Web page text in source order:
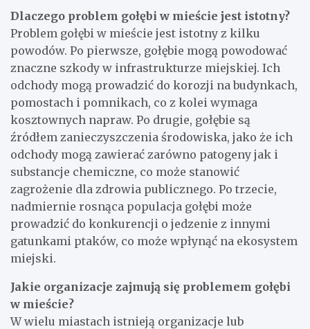
Dlaczego problem gołębi w mieście jest istotny?
Problem gołębi w mieście jest istotny z kilku
powodów. Po pierwsze, gołębie mogą powodować
znaczne szkody w infrastrukturze miejskiej. Ich
odchody mogą prowadzić do korozji na budynkach,
pomostach i pomnikach, co z kolei wymaga
kosztownych napraw. Po drugie, gołębie są
źródłem zanieczyszczenia środowiska, jako że ich
odchody mogą zawierać zarówno patogeny jak i
substancje chemiczne, co może stanowić
zagrożenie dla zdrowia publicznego. Po trzecie,
nadmiernie rosnąca populacja gołębi może
prowadzić do konkurencji o jedzenie z innymi
gatunkami ptaków, co może wpłynąć na ekosystem
miejski.
Jakie organizacje zajmują się problemem gołębi
w mieście?
W wielu miastach istnieją organizacje lub